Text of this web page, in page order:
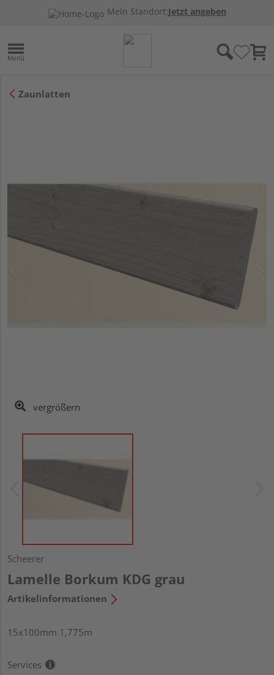
Mein Standort:Jetzt angeben
Zaunlatten
vergrößern
Scheerer
Lamelle Borkum KDG grau
Artikelinformationen
15x100mm 1,775m
Services